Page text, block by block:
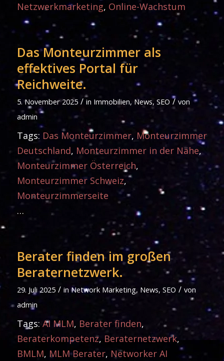
Netzwerkmarketing, Online-Wachstum
Das Monteurzimmer als
effektives Portal für
Reichweite.
5. November 2025 / in Immobilien, News, SEO / von
admin
Tags: Das Monteurzimmer, Monteurzimmer
Deutschland, Monteurzimmer in der Nähe,
Monteurzimmer Österreich,
Monteurzimmer Schweiz,
Monteurzimmerseite
…
Berater finden im großen
Beraternetzwerk.
29. Juli 2025 / inNetwork Marketing, News, SEO / von
admin
Tags: AI MLM, Berater finden,
Beraterkompetenz, Beraternetzwerk,
BMLM, MLM Berater, Networker AI